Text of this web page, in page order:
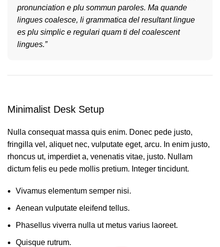
pronunciation e plu sommun paroles. Ma quande
lingues coalesce, li grammatica del resultant lingue
es plu simplic e regulari quam ti del coalescent
lingues.”
Minimalist Desk Setup
Nulla consequat massa quis enim. Donec pede justo,
fringilla vel, aliquet nec, vulputate eget, arcu. In enim justo,
rhoncus ut, imperdiet a, venenatis vitae, justo. Nullam
dictum felis eu pede mollis pretium. Integer tincidunt.
Vivamus elementum semper nisi.
Aenean vulputate eleifend tellus.
Phasellus viverra nulla ut metus varius laoreet.
Quisque rutrum.